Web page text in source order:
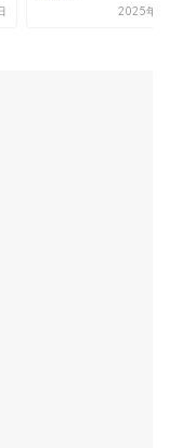
2025年7